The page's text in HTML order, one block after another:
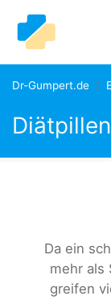
Dr-Gumpert.de
Diätpillen
Da ein
mehr als
greifen